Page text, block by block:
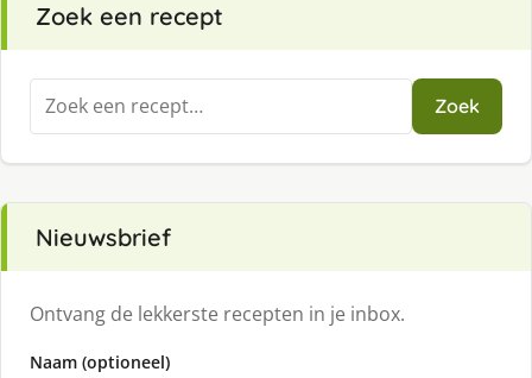
Zoek een recept
Zoeken
naar:
Zoek
Nieuwsbrief
Ontvang de lekkerste recepten in je inbox.
Naam (optioneel)